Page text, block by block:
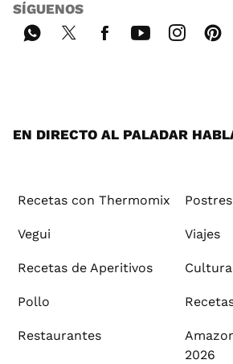
SÍGUENOS
EN DIRECTO AL PALADAR
Recetas con Thermomix Postres
Vegui Viajes
Recetas de Aperitivos
Pollo
Restaurantes
2026